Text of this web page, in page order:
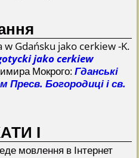
w Gdańsku jako cerkiew -K.
jako cerkiew
Мокрого:Гданські
Пресв. Богородиці і св.
І
мовлення в Інтернет